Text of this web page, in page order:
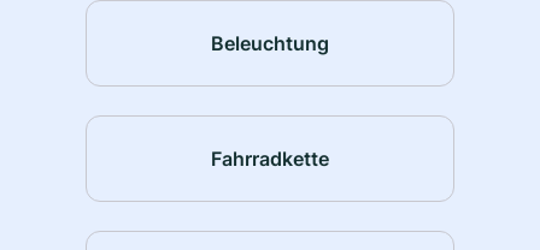
Beleuchtung
Fahrradkette